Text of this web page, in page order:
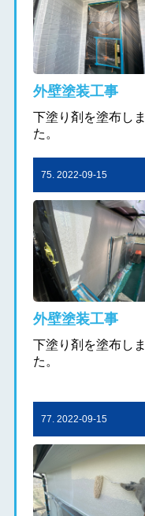
外壁塗装工事
下塗り剤を塗布し
た。
75. 2022-09-15
外壁塗装工事
下塗り剤を塗布し
た。
77. 2022-09-15